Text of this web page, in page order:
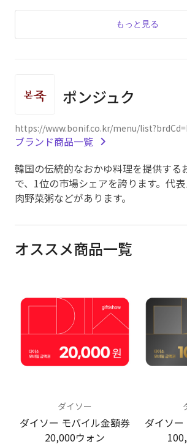
もっと見る
ポンジュク
https://www.bonif.co.kr/menu/
ブランド商品一覧
韓国の伝統的なおかゆ料理を提供する
で、1位の市場シェアを誇ります。代
肉野菜粥などがあります。
オススメ商品一覧
ダイソー
ダイソー モバイル金額券
20,000ウォン
ダイソ